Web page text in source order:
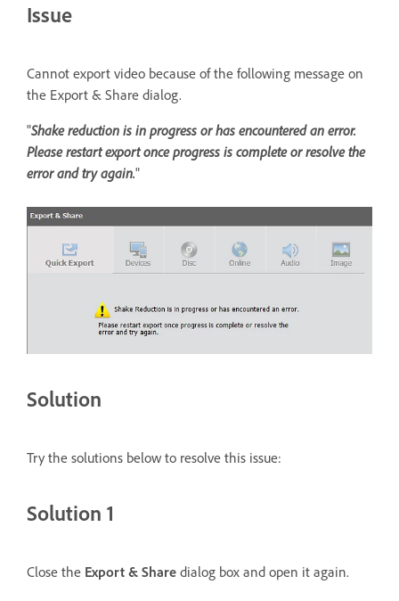
Issue
Cannot export video because of the following message on
the Export & Share dialog.
"Shake reduction is in progress or has encountered an error.
Please restart export once progress is complete or resolve the
error and try again."
Solution
Try the solutions below to resolve this issue:
Solution 1
Close the Export & Share dialog box and open it again.